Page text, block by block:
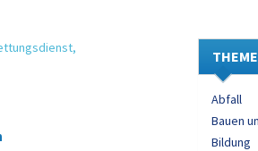
Abfall
Bauen
Bildung